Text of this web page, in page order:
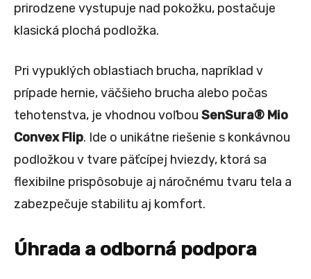
prirodzene vystupuje nad pokožku, postačuje
klasická plochá podložka.
Pri vypuklých oblastiach brucha, napríklad v
prípade hernie, väčšieho brucha alebo počas
tehotenstva, je vhodnou voľbou SenSura® Mio
Convex Flip. Ide o unikátne riešenie s konkávnou
podložkou v tvare päťcípej hviezdy, ktorá sa
flexibilne prispôsobuje aj náročnému tvaru tela a
zabezpečuje stabilitu aj komfort.
Úhrada a odborná podpora